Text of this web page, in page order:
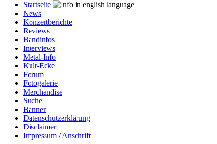
Startseite
News
Konzertberichte
Reviews
Bandinfos
Interviews
Metal-Info
Kult-Ecke
Forum
Fotogalerie
Merchandise
Suche
Banner
Datenschutzerklärung
Disclaimer
Impressum / Anschrift